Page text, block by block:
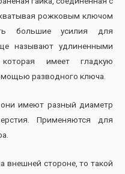
рожковым ключом
большие усилия для
называют удлиненными
имеет гладкую
разводного ключа.
имеют разный диаметр
Применяются для
внешней стороне, то такой